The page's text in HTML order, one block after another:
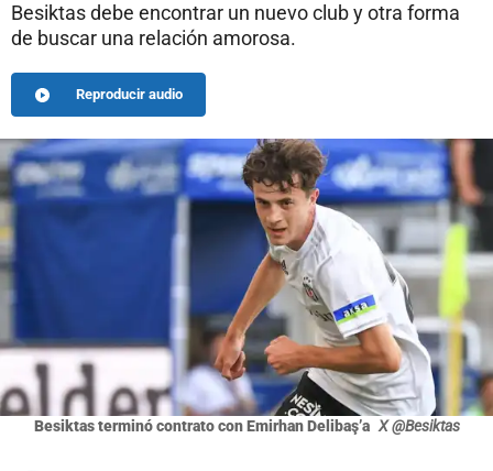
Besiktas debe encontrar un nuevo club y otra forma
de buscar una relación amorosa.
Reproducir audio
Besiktas terminó contrato con Emirhan Delibaş’a X @Besiktas